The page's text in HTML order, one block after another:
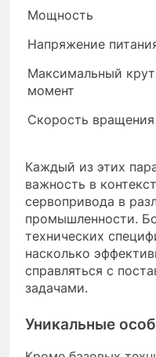
Мощность
Напряжение
Максимальный
момент
Скорость вращения
Каждый из этих
важность в
сервопривода в
промышленности.
технических
насколько
справляться с
задачами.
Уникальные